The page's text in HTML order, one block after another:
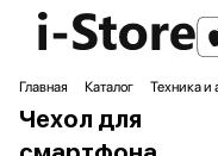
Главная Каталог Техника и
Чехол для